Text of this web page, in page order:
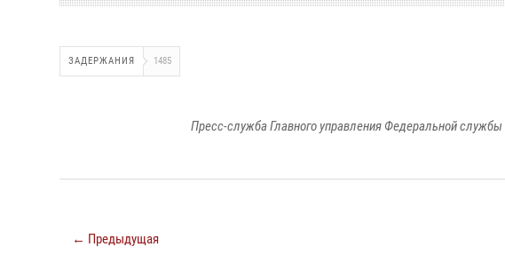
ЗАДЕРЖАНИЯ 1485
Пресс-служба Главного управления Федеральной
← Предыдущая